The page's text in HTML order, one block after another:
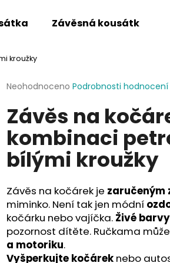
Závěsná kousátka
kroužky
Průměrné
produktu
je
0,0
5
hvězdiček.
Neohodnoceno Podrobnosti hodnocení
Závěs na
kombinaci
bílými kroužky
Závěs na kočárek je zaručeným
miminko. Není tak jen módní
kočárku nebo vajíčka. Živé
pozornost dítěte. Ručkama
a motoriku.
Vyšperkujte kočárek nebo
HLEDAT